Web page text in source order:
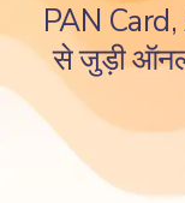
PAN
से जुड़ी